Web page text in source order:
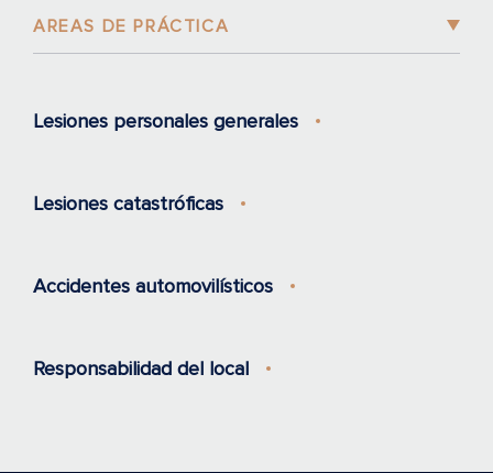
AREAS DE PRÁCTICA
Lesiones personales generales
Lesiones catastróficas
Accidentes automovilísticos
Responsabilidad del local